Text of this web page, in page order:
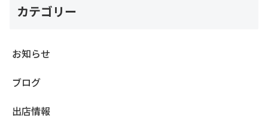
カテゴリー
お知らせ
ブログ
出店情報